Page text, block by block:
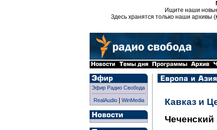
Ищите наши
Здесь хранятся только наши архивы
Эфир Радио Свобода
RealAudio| WinMedia
Кавказ и
Чеченский